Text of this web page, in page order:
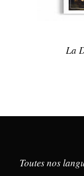
La
Toutes nos